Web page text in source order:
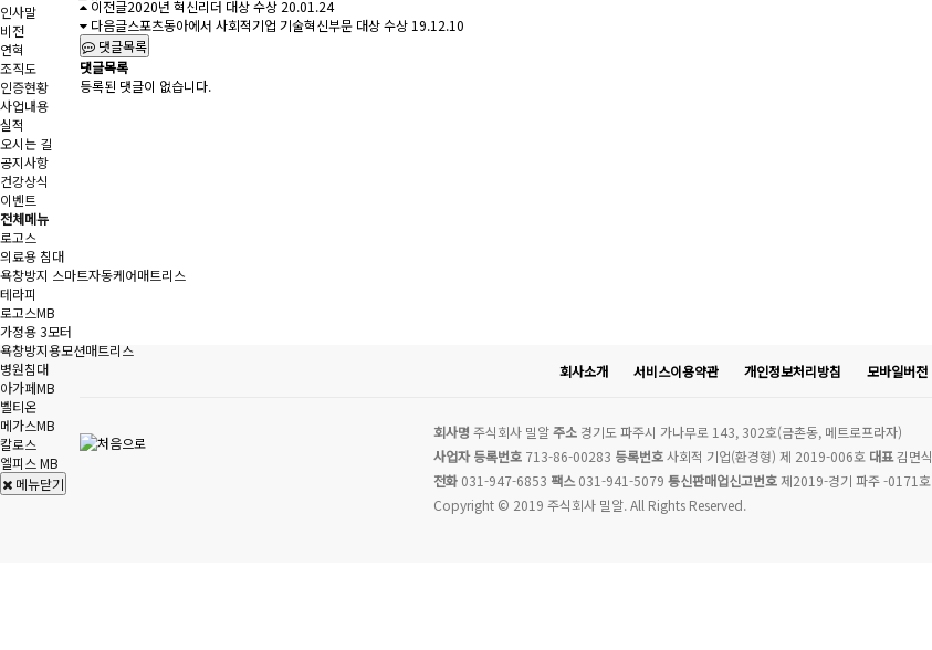
인사말
비전
연혁
조직도
인증현황
사업내용
실적
오시는 길
공지사항
건강상식
이벤트
전체메뉴
로고스
의료용 침대
욕창방지 스마트자동케어매트리스
테라피
로고스MB
가정용 3모터
욕창방지용모션매트리스
병원침대
아가페MB
벨티온
메가스MB
칼로스
엘피스 MB
메뉴닫기
이전글2020년 혁신리더 대상 수상 20.01.24
다음글스포츠동아에서 사회적기업 기술혁신부문 대상 수상 19.12.10
댓글목록
댓글목록
등록된 댓글이 없습니다.
회사소개 서비스이용약관 개인정보처리방침 모바일버전
회사명 주식회사 밀알주소 경기도 파주시 가나무로 143, 302호(금촌동, 메트로프라자)
사업자 등록번호 713-86-00283 등록번호사회적 기업(환경형) 제 2019-006호 대표김면식
전화 031-947-6853 팩스 031-941-5079 통신판매업신고번호제2019-경기 파주 -0171호
Copyright © 2019 주식회사 밀알. All Rights Reserved.